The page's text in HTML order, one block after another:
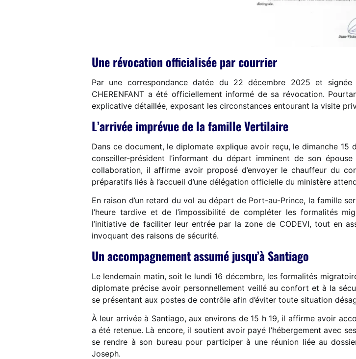
Une révocation officialisée par courrier
Par une correspondance datée du 22 décembre 2025 et
CHERENFANT a été officiellement informé de sa révocation.
explicative détaillée, exposant les circonstances entourant la visite
L’arrivée imprévue de la famille Vertilaire
Dans ce document, le diplomate explique avoir reçu, le dimanche 15
conseiller-président l’informant du départ imminent de son
collaboration, il affirme avoir proposé d’envoyer le chauffeur du
préparatifs liés à l’accueil d’une délégation officielle du ministère
En raison d’un retard du vol au départ de Port-au-Prince, la famille
l’heure tardive et de l’impossibilité de compléter les formalités
l’initiative de faciliter leur entrée par la zone de CODEVI, tout en
invoquant des raisons de sécurité.
Un accompagnement assumé jusqu’à Santiago
Le lendemain matin, soit le lundi 16 décembre, les formalités
diplomate précise avoir personnellement veillé au confort et à la
se présentant aux postes de contrôle afin d’éviter toute situation
À leur arrivée à Santiago, aux environs de 15 h 19, il affirme avoir
a été retenue. Là encore, il soutient avoir payé l’hébergement avec
se rendre à son bureau pour participer à une réunion liée au
Joseph.